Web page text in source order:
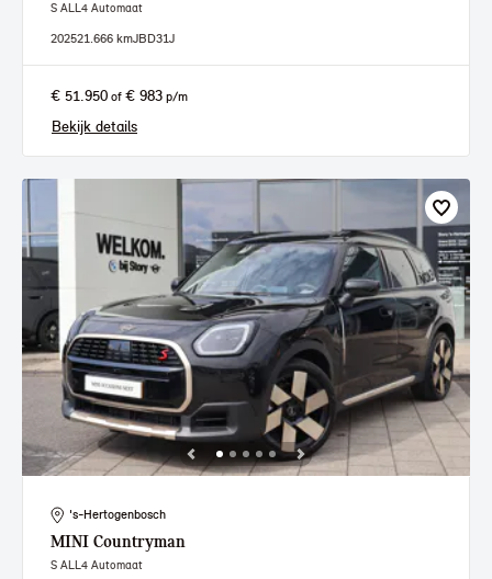
S ALL4 Automaat
202521.666 kmJBD31J
€ 51.950 of € 983 p/m
Bekijk details
's-Hertogenbosch
MINI Countryman
S ALL4 Automaat